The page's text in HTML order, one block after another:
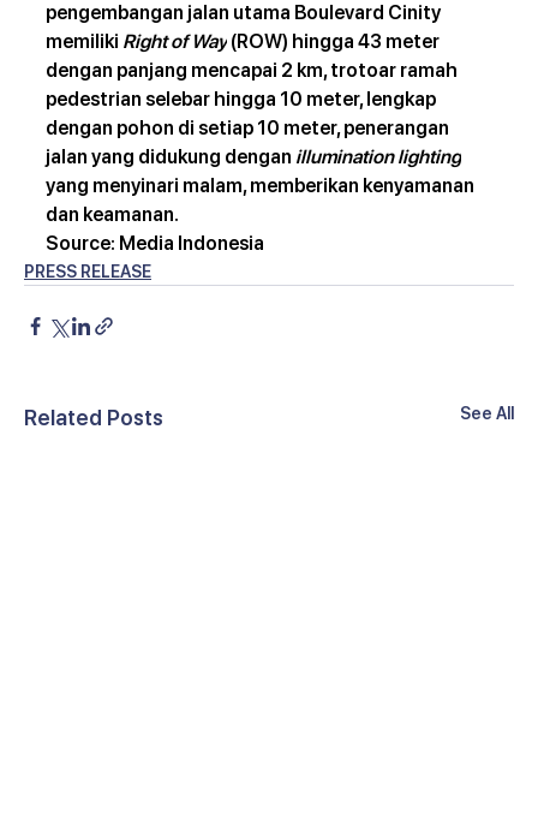
pengembangan jalan utama Boulevard Cinity
memiliki Right of Way (ROW) hingga 43 meter
dengan panjang mencapai 2 km, trotoar ramah
pedestrian selebar hingga 10 meter, lengkap
dengan pohon di setiap 10 meter, penerangan
jalan yang didukung dengan illumination lighting
yang menyinari malam, memberikan kenyamanan
dan keamanan.
Source: Media Indonesia
PRESS RELEASE
Related Posts See All